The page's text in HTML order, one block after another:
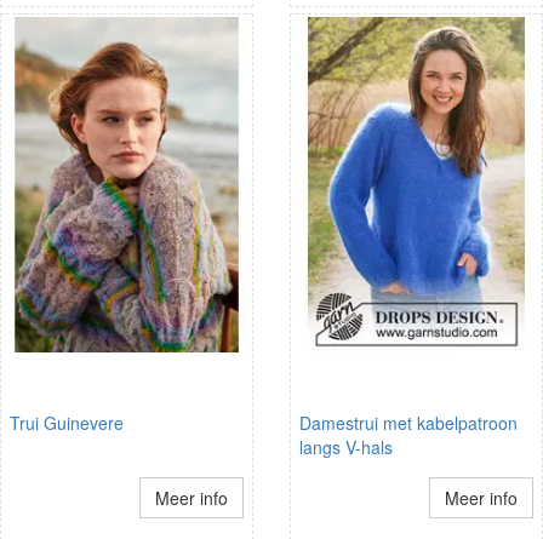
Trui Guinevere
Meer info
Damestrui met kabelpatroon
langs V-hals
Meer info